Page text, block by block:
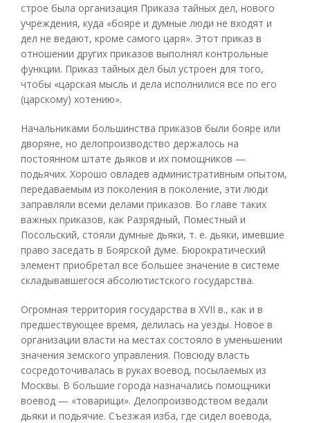
строе была организация Приказа тайных дел, нового
учреждения, куда «бояре и думные люди не входят и
дел не ведают, кроме самого царя». Этот приказ в
отношении других приказов выполнял контрольные
функции. Приказ тайных дел был устроен для того,
чтобы «царская мысль и дела исполнилися все по его
(царскому) хотению».
Начальниками большинства приказов были бояре или
дворяне, но делопроизводство держалось на
постоянном штате дьяков и их помощников —
подьячих. Хорошо овладев административным опытом,
передаваемым из поколения в поколение, эти люди
заправляли всеми делами приказов. Во главе таких
важных приказов, как Разрядный, Поместный и
Посольский, стояли думные дьяки, т. е. дьяки, имевшие
право заседать в Боярской думе. Бюрократический
элемент приобретал все большее значение в системе
складывавшегося абсолютистского государства.
Огромная территория государства в XVII в., как и в
предшествующее время, делилась на уезды. Новое в
организации власти на местах состояло в уменьшении
значения земского управления. Повсюду власть
сосредоточивалась в руках воевод, посылаемых из
Москвы. В большие города назначались помощники
воевод — «товарищи». Делопроизводством ведали
дьяки и подьячие. Съезжая изба, где сидел воевода,